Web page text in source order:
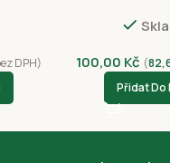
DPH)
100,00 Kč (
Přidat Do